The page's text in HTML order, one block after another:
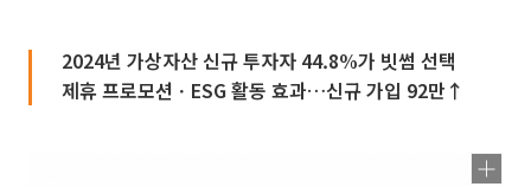
2024년 가상자산 신규 투자자 44.8%가 빗썸 선택
제휴 프로모션ㆍESG 활동 효과…신규 가입 92만↑